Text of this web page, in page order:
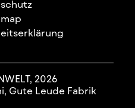
2026
Gute Leude Fabrik